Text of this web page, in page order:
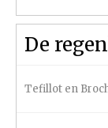
De
Tefillot en